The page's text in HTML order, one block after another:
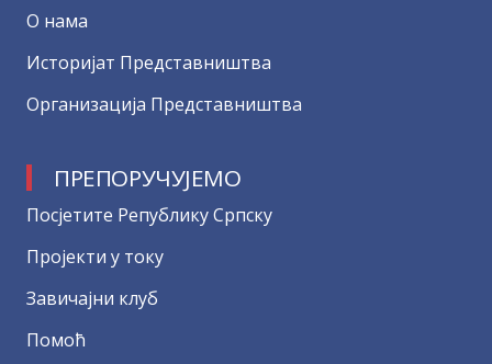
О нама
Историјат Представништва
Организација Представништва
ПРЕПОРУЧУЈЕМО
Посјетите Републику Српску
Пројекти у току
Завичајни клуб
Помоћ